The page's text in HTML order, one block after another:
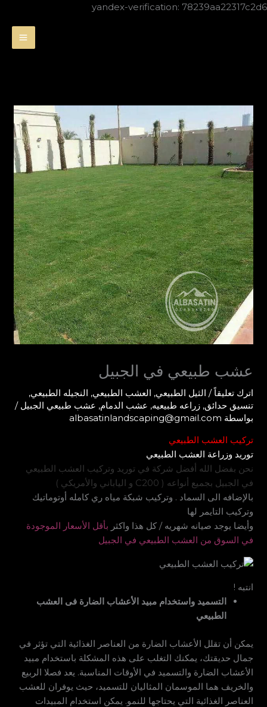
yandex-verification: 78239aa22317c2d6تخطي
عشب طبيعي في الجبيل
اترك تعليقاً / الثيل الطبيعي, العشب الطبيعي, النجيله الطبيعي,
تنسيق حدائق,زراعه طبيعيه, عشب الدمام, عشب طبيعي الجبيل /
بواسطة albasatinlandscaping@gmail.com
تركيب العشب الطبيعي
توريد وزراعة العشب الطبيعي
نحن بفضل الله أفضل شركة في توريد وتركيب العشب الطبيعي
في الجبيل بجميع أنواعه ( C200 و الياباني والأمريكي )
بالإضافه الى السماد . وتركيب شبكة مياه ري كامله أوتوماتيك
وتركيب التايمر لها
وأيضا يوجد صيانه شهريه / كل هذا واكثر بأقل الأسعار الموجودة
في السوق من العشب الطبيعي في الجبيل
انتبه !
التسميد واستخدام مبيد الأعشاب الضارة فى العشب
الطبيعي
يمكن أن تقلل الأعشاب الضارة من العناصر الغذائية التي تؤثر في
جمال حديقتك، يمكنك التغلب على هذه المشكلة باستخدام مبيد
الأعشاب الضارة والتسميد في الأوقات المناسبة. يعد فصلا الربيع
والخريف هما الموسمان المثاليان للتسميد، حيث يوفران للعشب
العناصر الغذائية التي يحتاجها للنمو. يمكن استخدام المبيدات